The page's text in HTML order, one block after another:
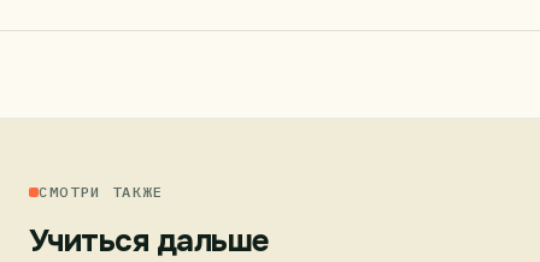
СМОТРИ ТАКЖЕ
Учиться дальше